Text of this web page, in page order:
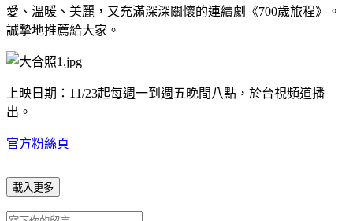
愛、溫暖、美麗，又充滿深深關懷的連續劇《700歲旅程》。
誠摯地推薦給大家。
上映日期：11/23起每週一到週五晚間八點，於台視頻道播
出。
官方粉絲頁
載入更多